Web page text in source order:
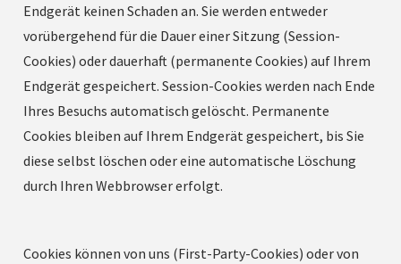
Endgerät keinen Schaden an. Sie werden entweder
vorübergehend für die Dauer einer Sitzung (Session-
Cookies) oder dauerhaft (permanente Cookies) auf Ihrem
Endgerät gespeichert. Session-Cookies werden nach Ende
Ihres Besuchs automatisch gelöscht. Permanente
Cookies bleiben auf Ihrem Endgerät gespeichert, bis Sie
diese selbst löschen oder eine automatische Löschung
durch Ihren Webbrowser erfolgt.
Cookies können von uns (First-Party-Cookies) oder von